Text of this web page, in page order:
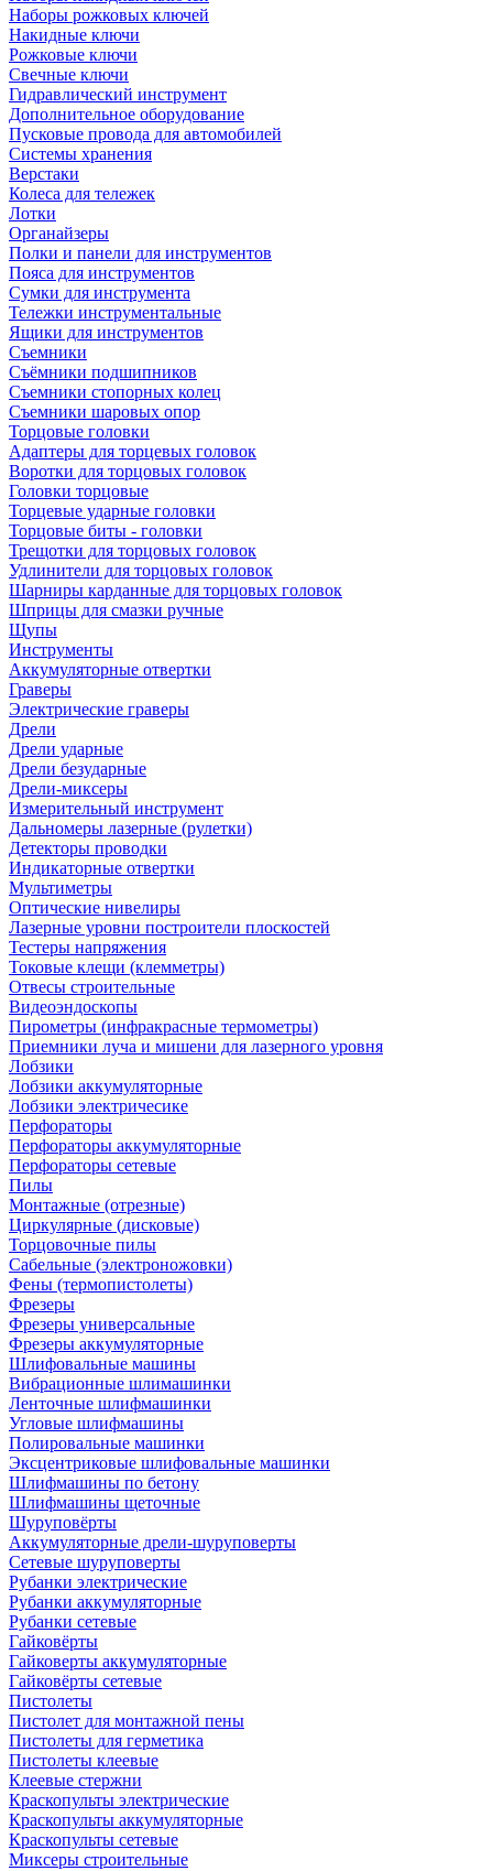
Наборы рожковых ключей
Накидные ключи
Рожковые ключи
Свечные ключи
Гидравлический инструмент
Дополнительное оборудование
Пусковые провода для автомобилей
Системы хранения
Верстаки
Колеса для тележек
Лотки
Органайзеры
Полки и панели для инструментов
Пояса для инструментов
Сумки для инструмента
Тележки инструментальные
Ящики для инструментов
Съемники
Съёмники подшипников
Съемники стопорных колец
Съемники шаровых опор
Торцовые головки
Адаптеры для торцевых головок
Воротки для торцовых головок
Головки торцовые
Торцевые ударные головки
Торцовые биты - головки
Трещотки для торцовых головок
Удлинители для торцовых головок
Шарниры карданные для торцовых головок
Шприцы для смазки ручные
Щупы
Инструменты
Аккумуляторные отвертки
Граверы
Электрические граверы
Дрели
Дрели ударные
Дрели безударные
Дрели-миксеры
Измерительный инструмент
Дальномеры лазерные (рулетки)
Детекторы проводки
Индикаторные отвертки
Мультиметры
Оптические нивелиры
Лазерные уровни построители плоскостей
Тестеры напряжения
Токовые клещи (клемметры)
Отвесы строительные
Видеоэндоскопы
Пирометры (инфракрасные термометры)
Приемники луча и мишени для лазерного уровня
Лобзики
Лобзики аккумуляторные
Лобзики электричесике
Перфораторы
Перфораторы аккумуляторные
Перфораторы сетевые
Пилы
Монтажные (отрезные)
Циркулярные (дисковые)
Торцовочные пилы
Сабельные (электроножовки)
Фены (термопистолеты)
Фрезеры
Фрезеры универсальные
Фрезеры аккумуляторные
Шлифовальные машины
Вибрационные шлимашинки
Ленточные шлифмашинки
Угловые шлифмашины
Полировальные машинки
Эксцентриковые шлифовальные машинки
Шлифмашины по бетону
Шлифмашины щеточные
Шуруповёрты
Аккумуляторные дрели-шуруповерты
Сетевые шуруповерты
Рубанки электрические
Рубанки аккумуляторные
Рубанки сетевые
Гайковёрты
Гайковерты аккумуляторные
Гайковёрты сетевые
Пистолеты
Пистолет для монтажной пены
Пистолеты для герметика
Пистолеты клеевые
Клеевые стержни
Краскопульты электрические
Краскопульты аккумуляторные
Краскопульты сетевые
Миксеры строительные